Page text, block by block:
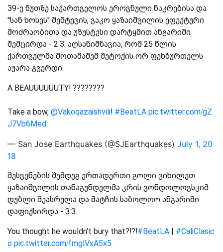
39-ე წუთზე საქართველოს ეროვნული ნაკრებისა და
''სან ხოსეს'' შემტევის, ვაკო ყაზაიშვილის ეფექტური
მოძრაობითა და უზუსტესი დარტყმით ანგარიში
შემცირდა - 2:3. აღსანიშნავია, რომ 25 წლის
ქართველმა მოთამაშემ მეტოქის ორ ფეხბურთელს
აუარა გვერდი.
A BEAUUUUUUTY! ????????
Take a bow, @Vakoqazaishvili! #BeatLA pic.twitter.com/gZ
J7Vb6Med
— San Jose Earthquakes (@SJEarthquakes) July 1, 20
18
შესვენების შემდეგ ერთადერთი გოლი ვიხილეთ.
ყაზაიშვილის თანაგუნდელმა კრის ვონდოლოვსკიმ
დუბლი შეასრულა და მატჩის საბოლოო ანგარიში
დაფიქსირდა - 3:3.
You thought he wouldn't bury that?!?!#BeatLA | #CaliClasic
o pic.twitter.com/fmglVxA5x5